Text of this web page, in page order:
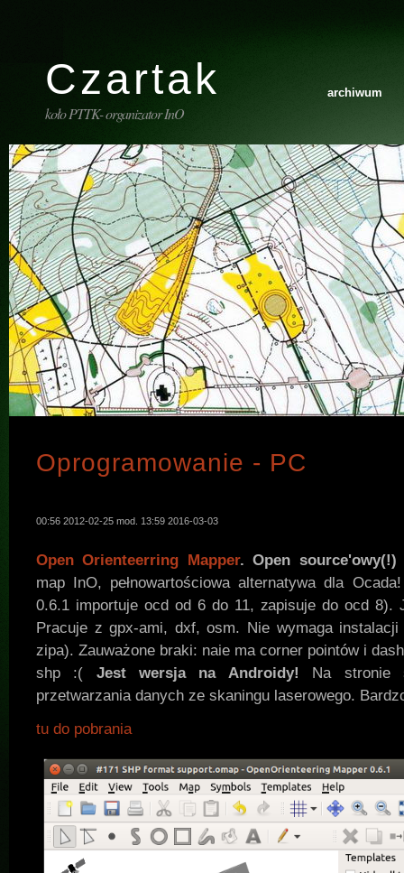
Czartak
koło PTTK- organizator InO
archiwum
Oprogramowanie - PC
00:56 2012-02-25 mod. 13:59 2016-03-03
Open Orienteerring Mapper. Open source'owy(!)
map InO, pełnowartościowa alternatywa dla
0.6.1 importuje ocd od 6 do 11, zapisuje do ocd 8).
Pracuje z gpx-ami, dxf, osm. Nie wymaga
zipa). Zauważone braki: naie ma corner pointów i
shp :( Jest wersja na Androidy! Na stronie
przetwarzania danych ze skaningu laserowego.
tu do pobrania